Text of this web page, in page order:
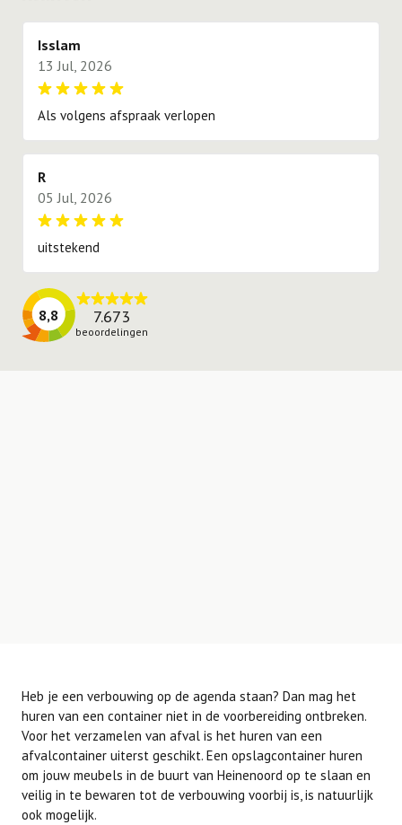
proberen te voldoen.
Isslam
13 Jul, 2026
Als volgens afspraak verlopen
R
05 Jul, 2026
uitstekend
8,8 7.673
beoordelingen
Heb je een verbouwing op de agenda staan? Dan mag het
huren van een container niet in de voorbereiding ontbreken.
Voor het verzamelen van afval is het huren van een
afvalcontainer uiterst geschikt. Een opslagcontainer huren
om jouw meubels in de buurt van Heinenoord op te slaan en
veilig in te bewaren tot de verbouwing voorbij is, is natuurlijk
ook mogelijk.